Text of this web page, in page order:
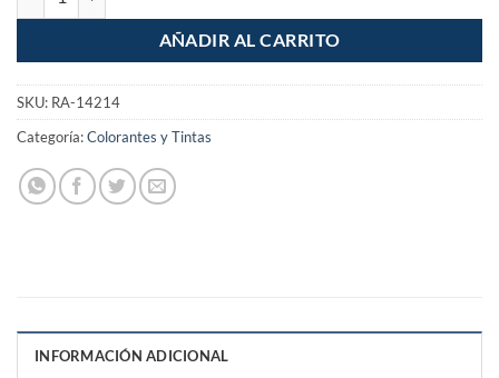
AÑADIR AL CARRITO
SKU: RA-14214
Categoría:Colorantes y Tintas
INFORMACIÓN ADICIONAL